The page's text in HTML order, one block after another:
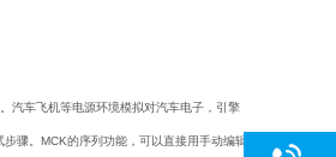
汽车飞机等电源环境模拟对汽车电子，引擎
骤。MCK的序列功能，可以直接用手动编辑